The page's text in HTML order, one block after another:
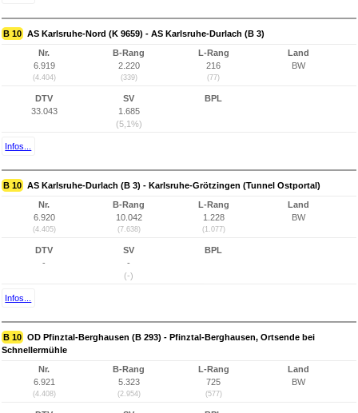
B 10 AS Karlsruhe-Nord (K 9659) - AS Karlsruhe-Durlach (B 3)
Nr.
6.919
(4.404)
B-Rang
2.220
(339)
L-Rang
216
(77)
Land
BW
DTV
33.043
SV
1.685
(5,1%)
BPL
Infos...
B 10 AS Karlsruhe-Durlach (B 3) - Karlsruhe-Grötzingen (Tunnel Ostportal)
Nr.
6.920
(4.405)
B-Rang
10.042
(7.638)
L-Rang
1.228
(1.077)
Land
BW
DTV
-
SV
-
(-)
BPL
Infos...
B 10 OD Pfinztal-Berghausen (B 293) - Pfinztal-Berghausen, Ortsende bei
Schnellermühle
Nr.
6.921
(4.408)
B-Rang
5.323
(2.954)
L-Rang
725
(577)
Land
BW